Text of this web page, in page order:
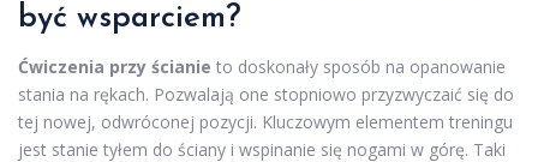
być wsparciem?
Ćwiczenia przy ścianie to doskonały sposób na opanowanie
stania na rękach. Pozwalają one stopniowo przyzwyczaić się do
tej nowej, odwróconej pozycji. Kluczowym elementem treningu
jest stanie tyłem do ściany i wspinanie się nogami w górę. Taki